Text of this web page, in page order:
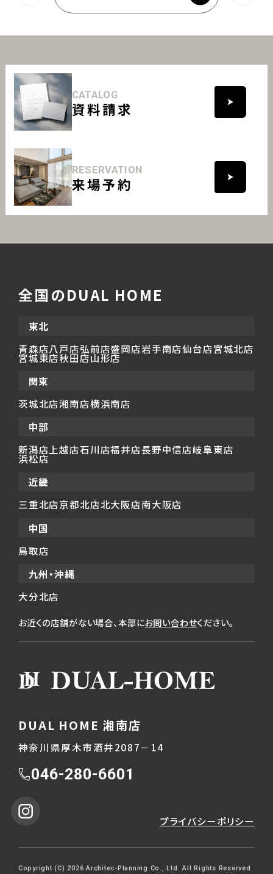
CATALOG
資料請求
RESERVATION
来場予約
全国のDUAL HOME
東北
青森店八戸店弘前店盛岡店岩手南店仙台店宮城北店
宮城東店秋田店山形店
関東
茨城北店湘南店横浜南店
中部
新潟店 上越店石川店福井店長野中信店岐阜東店
浜松店
近畿
三重北店京都北店北大阪店南大阪店
中国
鳥取店
九州・沖縄
大分北店
お近くの店舗がない場合、本部にお問い合わせください。
DUAL HOME 湘南店
神奈川県厚木市酒井2087－14
046-280-6601
プライバシーポリシー
Copyright (C) 2026 Architec-Planning Co., Ltd. All Rights Reserved.